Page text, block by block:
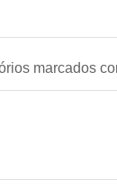
marcados